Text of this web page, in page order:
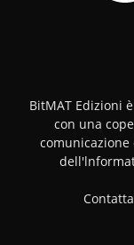
BitMAT Edizioni
con una